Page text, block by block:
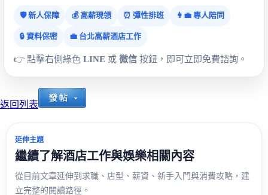
🛡️ 新人保障 💰 高薪現領 ⏰ 彈性排班 👩‍💼 專人陪同
🔒 資料保密 💼 台北高薪酒店工作
👉 點擊右側綠色 LINE 或 微信 按鈕，即可立即免費諮詢。
返回列表
延伸主題
繼續了解酒店工作與娛樂相關內容
從目前文章延伸到求職、店型、薪資、新手入門與消費攻略，建
立完整的閱讀路徑。